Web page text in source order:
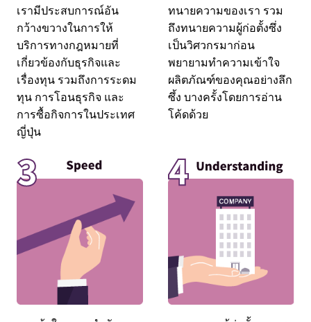
เรามีประสบการณ์อัน
กว้างขวางในการให้
บริการทางกฎหมายที่
เกี่ยวข้องกับธุรกิจและ
เรื่องทุน รวมถึงการระดม
ทุน การโอนธุรกิจ และ
การซื้อกิจการในประเทศ
ญี่ปุ่น
ทนายความของเรา รวม
ถึงทนายความผู้ก่อตั้งซึ่ง
เป็นวิศวกรมาก่อน
พยายามทำความเข้าใจ
ผลิตภัณฑ์ของคุณอย่างลึก
ซึ้ง บางครั้งโดยการอ่าน
โค้ดด้วย